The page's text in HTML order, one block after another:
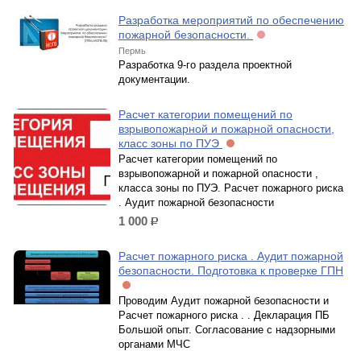
Разработка мероприятий по обеспечению
пожарной безопасности.
Пермь
Разработка 9-го раздела проектной
документации.
Расчет категории помещений по
взрывопожарной и пожарной опасности,
класс зоны по ПУЭ
Расчет категории помещений по
взрывопожарной и пожарной опасности ,
класса зоны по ПУЭ. Расчет пожарного риска
. Аудит пожарной безопасности
1 000 р.
Расчет пожарного риска . Аудит пожарной
безопасности. Подготовка к проверке ГПН
Проводим Аудит пожарной безопасности и
Расчет пожарного риска . . Декларация ПБ
Большой опыт. Согласование с надзорными
органами МЧС